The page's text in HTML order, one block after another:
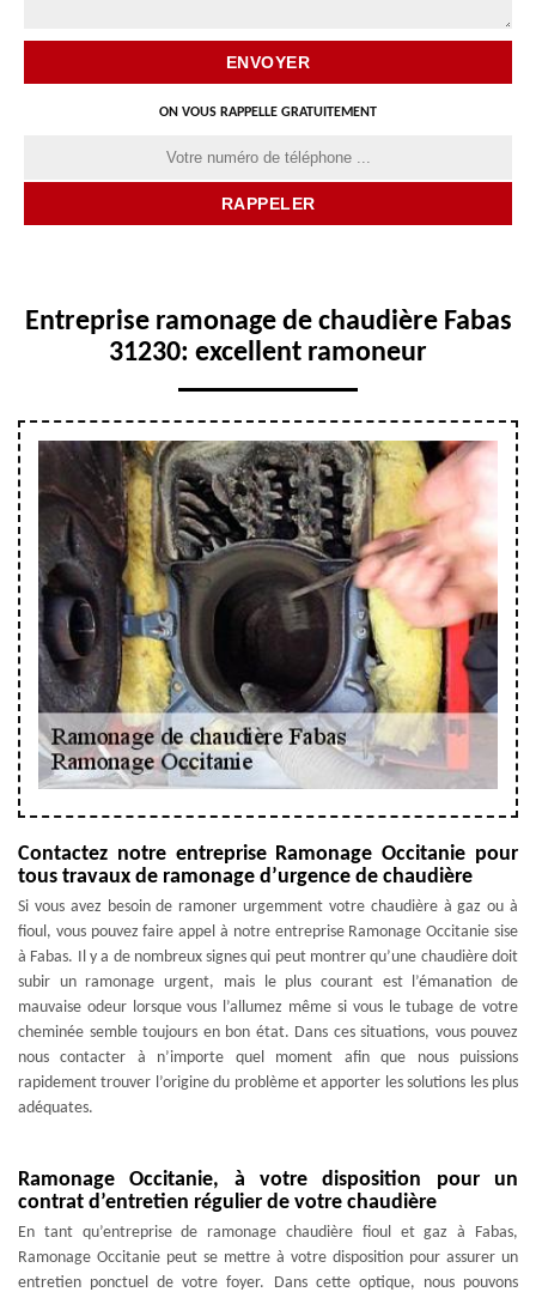
ON VOUS RAPPELLE GRATUITEMENT
Entreprise ramonage de chaudière Fabas
31230: excellent ramoneur
Contactez notre entreprise Ramonage Occitanie pour
tous travaux de ramonage d’urgence de chaudière
Si vous avez besoin de ramoner urgemment votre chaudière à gaz ou à
fioul, vous pouvez faire appel à notre entreprise Ramonage Occitanie sise
à Fabas. Il y a de nombreux signes qui peut montrer qu’une chaudière doit
subir un ramonage urgent, mais le plus courant est l’émanation de
mauvaise odeur lorsque vous l’allumez même si vous le tubage de votre
cheminée semble toujours en bon état. Dans ces situations, vous pouvez
nous contacter à n’importe quel moment afin que nous puissions
rapidement trouver l’origine du problème et apporter les solutions les plus
adéquates.
Ramonage Occitanie, à votre disposition pour un
contrat d’entretien régulier de votre chaudière
En tant qu’entreprise de ramonage chaudière fioul et gaz à Fabas,
Ramonage Occitanie peut se mettre à votre disposition pour assurer un
entretien ponctuel de votre foyer. Dans cette optique, nous pouvons